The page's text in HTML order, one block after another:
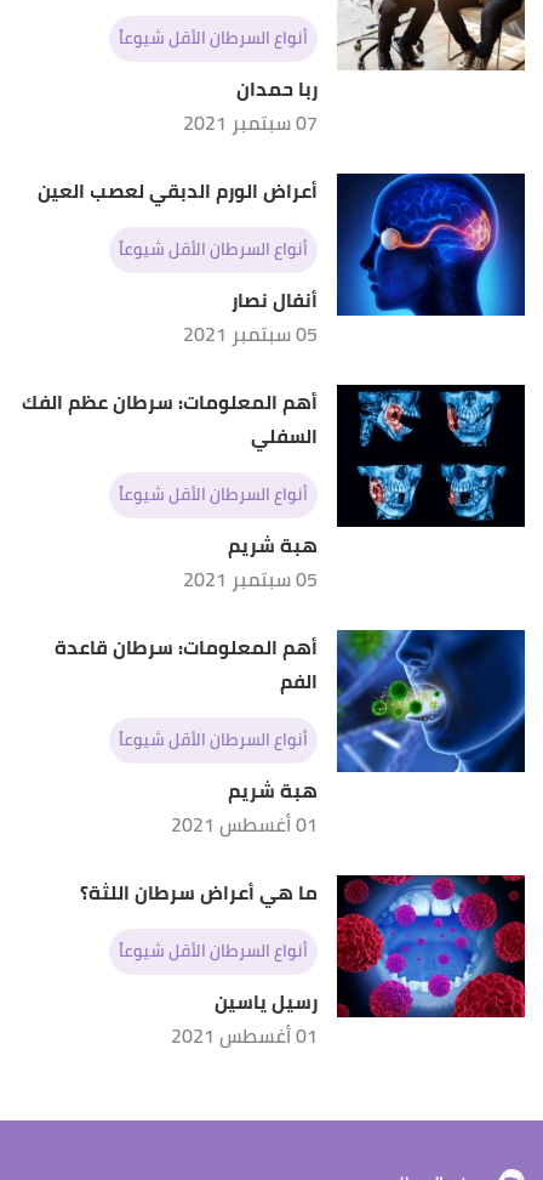
أنواع السرطان الأقل شيوعاً
ربا حمدان
07 سبتمبر 2021
أعراض الورم الدبقي لعصب العين
أنواع السرطان الأقل شيوعاً
أنفال نصار
05 سبتمبر 2021
أهم المعلومات: سرطان عظم الفك
السفلي
أنواع السرطان الأقل شيوعاً
هبة شريم
05 سبتمبر 2021
أهم المعلومات: سرطان قاعدة
الفم
أنواع السرطان الأقل شيوعاً
هبة شريم
01 أغسطس 2021
ما هي أعراض سرطان اللثة؟
أنواع السرطان الأقل شيوعاً
رسيل ياسين
01 أغسطس 2021